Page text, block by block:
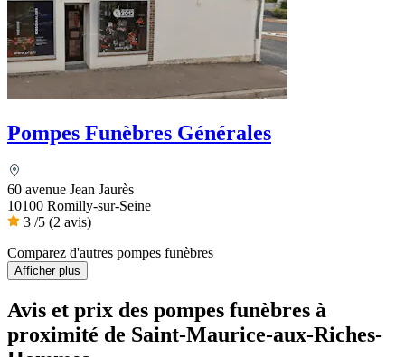
Pompes Funèbres Générales
60 avenue Jean Jaurès
10100 Romilly-sur-Seine
3 /5 (2 avis)
Comparez d'autres pompes funèbres
Afficher plus
Avis et prix des pompes funèbres à
proximité de Saint-Maurice-aux-Riches-